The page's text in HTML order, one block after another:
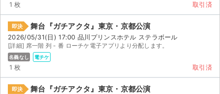
1 枚 取引済
即決 舞台『ガチアクタ』東京・京都公演
2026/05/31(日) 17:00 品川プリンスホテル ステラボール
[詳細] 席一階 列 - 番 ローチケ電子アプリより分配します。
名義なし 電チケ
1 枚 取引済
即決 舞台『ガチアクタ』東京・京都公演